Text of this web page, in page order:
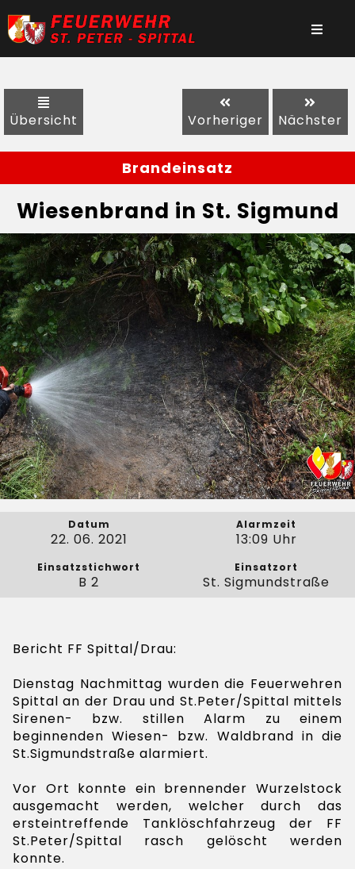
Übersicht Vorheriger Nächster
Brandeinsatz
Wiesenbrand in St. Sigmund
Datum
22. 06. 2021
Alarmzeit
13:09 Uhr
Einsatzstichwort
B 2
Einsatzort
St. Sigmundstraße
Bericht FF Spittal/Drau:
Dienstag Nachmittag wurden die Feuerwehren
Spittal an der Drau und St.Peter/Spittal mittels
Sirenen- bzw. stillen Alarm zu einem
beginnenden Wiesen- bzw. Waldbrand in die
St.Sigmundstraße alarmiert.
Vor Ort konnte ein brennender Wurzelstock
ausgemacht werden, welcher durch das
ersteintreffende Tanklöschfahrzeug der FF
St.Peter/Spittal rasch gelöscht werden
konnte.